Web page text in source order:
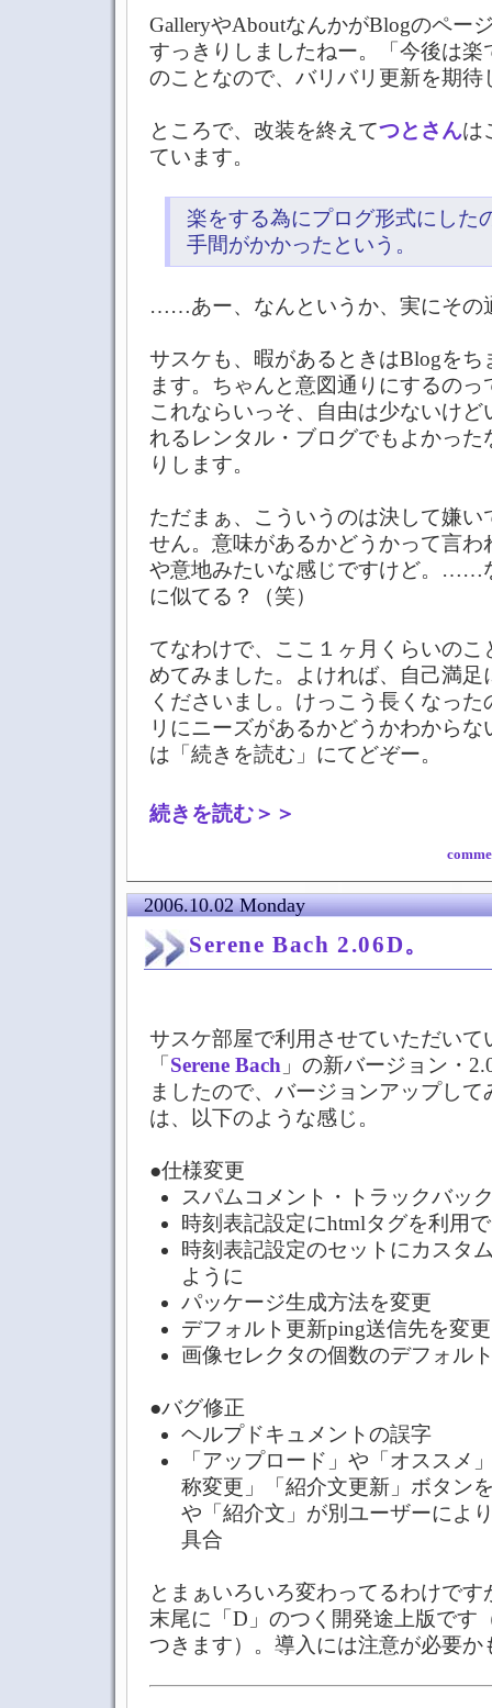
GalleryやAboutなんかがBlogのペー
すっきりしましたねー。「今後は
のことなので、バリバリ更新を期待
ところで、改装を終えてつとさんは
ています。
楽をする為にプログ形式にした
手間がかかったという。
……あー、なんというか、実にその
サスケも、暇があるときはBlogをち
ます。ちゃんと意図通りにするの
これならいっそ、自由は少ないけ
れるレンタル・ブログでもよかった
りします。
ただまぁ、こういうのは決して嫌い
せん。意味があるかどうかって言わ
や意地みたいな感じですけど。……
に似てる？（笑）
てなわけで、ここ１ヶ月くらいのこ
めてみました。よければ、自己満足
くださいまし。けっこう長くなっ
リにニーズがあるかどうかわから
は「続きを読む」にてどぞー。
続きを読む＞＞
2006.10.02 Monday
Serene Bach 2.06D。
サスケ部屋で利用させていただいて
「 Serene Bach 」の新バージョン・
ましたので、バージョンアップし
は、以下のような感じ。
●仕様変更
スパムコメント・トラックバッ
時刻表記設定にhtmlタグを利用
時刻表記設定のセットにカスタ
ように
パッケージ生成方法を変更
デフォルト更新ping送信先を変更
画像セレクタの個数のデフォル
●バグ修正
ヘルプドキュメントの誤字
「アップロード」や「オススメ
称変更」「紹介文更新」ボタン
や「紹介文」が別ユーザーによ
具合
とまぁいろいろ変わってるわけで
末尾に「D」のつく開発途上版です
つきます）。導入には注意が必要か